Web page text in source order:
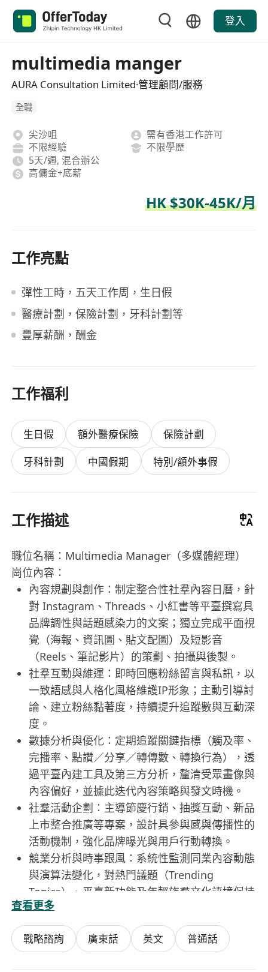
登入
multimedia manger
AURA Consultation Limited·管理顧問/服務
全職
尖沙咀
需有香港工作許可
不限經驗
不限學歷
5天/週, 混合辦公
高傭金+底薪
HK $30K-45K/月
工作亮點
彈性工時，五天工作周，生日假
醫療計劃，保險計劃，牙科計劃等
豐厚薪酬，酬金
工作福利
生日假 額外醫療保險
保險計劃
牙科計劃
中國假期 特別/額外事假
工作描述
職位名稱：Multimedia Manager（多媒體經理）
崗位內容：
內容規劃與創作：制定整合性社羣內容日曆，針
對 Instagram、Threads、小紅書等平臺撰寫具
品牌調性與話題感染力的文案；獨立完成平面視
覺（海報、資訊圖、貼文配圖）及短影音
（Reels、筆記影片）的策劃、拍攝與後製。
社羣互動與維運：即時回應粉絲留言與私訊，以
一致語感與人格化風格維護IP形象；主動引導討
論、建立粉絲黏著度，持續提升追蹤數與互動深
度。
數據分析與優化：定期追蹤關鍵指標（觸及率、
完播率、點讚／分享／轉傳數、轉換行為），透
過平臺內建工具及第三方分析，釐清受眾畫像與
內容偏好，並據此迭代內容策略與發文時機。
社羣活動企劃：主導節慶行銷、抽獎互動、新品
上市整合推廣等專案，設計具參與感與傳播性的
活動機制，強化品牌曝光與用戶行動轉換。
競業分析與時事跟風：系統性監測同業內容動態
與演算法變化，對熱門議題（Trending
Topics）、平臺新功能及年輕族羣文化語境保持
高度敏感，快速產出高相關性、低風險的即時響
應內容。
查看更多
戰略諮詢 廣東話 英文 普通話